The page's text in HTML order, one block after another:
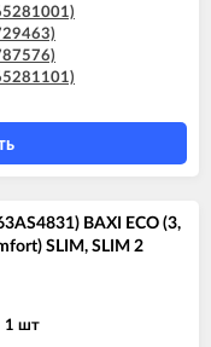
BAXI ECO (3,
SLIM, SLIM 2
1 шт